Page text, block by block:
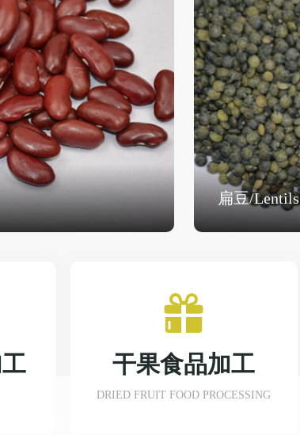
扁豆/Lentils
干果食品加工
DRIED FRUIT FOOD PROCESSING